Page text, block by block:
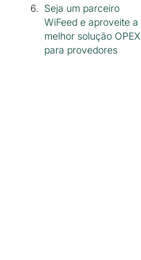
Seja um parceiro
WiFeed e aproveite a
melhor solução OPEX
para provedores